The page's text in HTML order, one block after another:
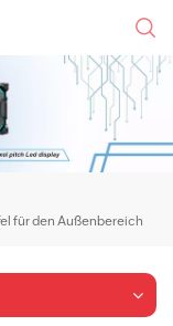
für den Außenbereich